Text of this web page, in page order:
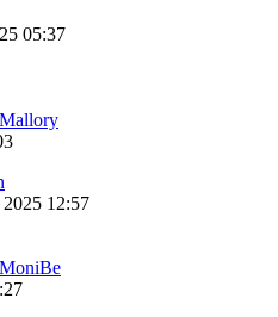
05:37
Mallory
12:57
MoniBe